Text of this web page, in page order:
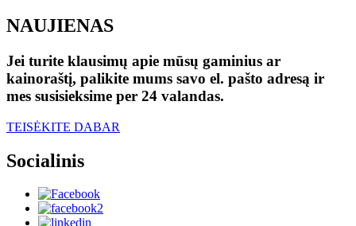
NAUJIENAS
Jei turite klausimų apie mūsų gaminius ar
kainoraštį, palikite mums savo el. pašto adresą ir
mes susisieksime per 24 valandas.
TEISĖKITE DABAR
Socialinis